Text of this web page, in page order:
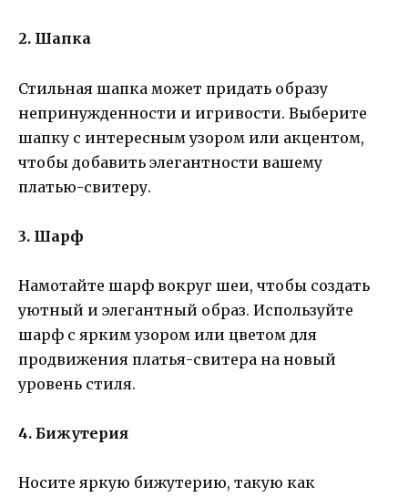
2. Шапка
Стильная шапка может придать образу
непринужденности и игривости. Выберите
шапку с интересным узором или акцентом,
чтобы добавить элегантности вашему
платью-свитеру.
3. Шарф
Намотайте шарф вокруг шеи, чтобы создать
уютный и элегантный образ. Используйте
шарф с ярким узором или цветом для
продвижения платья-свитера на новый
уровень стиля.
4. Бижутерия
Носите яркую бижутерию, такую как